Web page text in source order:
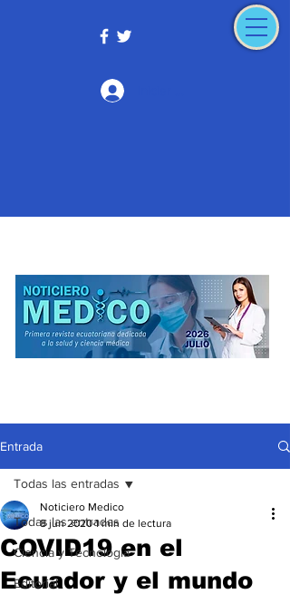
Entrada
Todas las entradas
Ciencia y Tecnología
Editorial
Todas las entradas
COVID19 en el
Ecuador y el mundo
Noticiero Medico
8 jun 2020 1 min de lectura